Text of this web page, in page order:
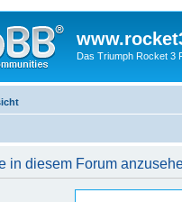
Das Triumph Rocket 3
in diesem Forum